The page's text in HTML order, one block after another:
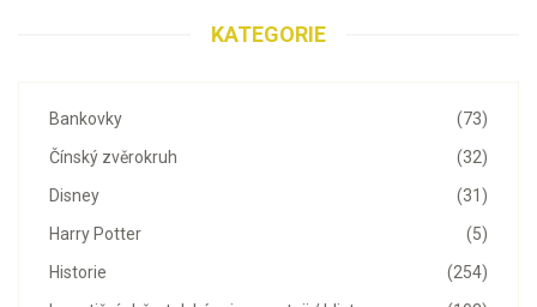
KATEGORIE
(73)
Bankovky
(32)
Čínský zvěrokruh
(31)
Disney
(5)
Harry Potter
(254)
Historie